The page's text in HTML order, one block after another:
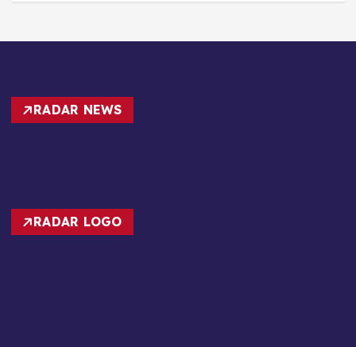
RADAR NEWS
RADAR LOGO